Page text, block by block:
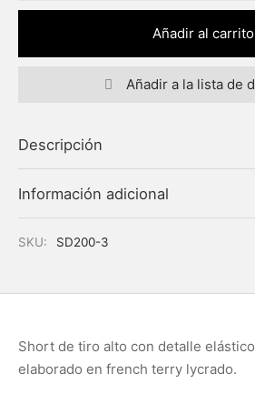
Añadir al carrito
Añadir a la lista de
Descripción
Información adicional
SKU: SD200-3
Short de tiro alto con detalle
elaborado en french terry lycrado.